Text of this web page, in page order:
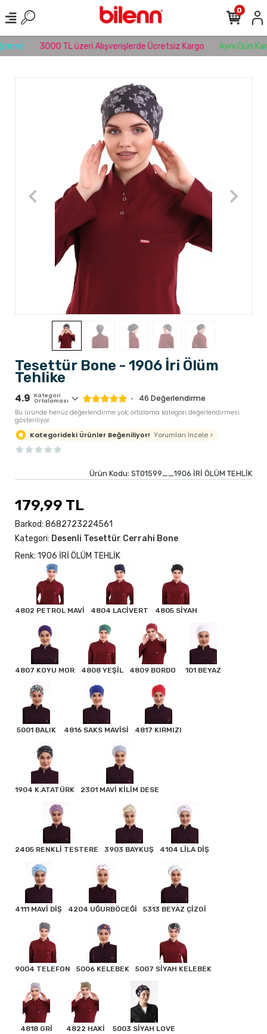
3000 TL üzeri Alışverişlerde Ücretsiz Kargo Aynı Gün
0
Tesettür Bone - 1906 İri Ölüm
Tehlike
4.9 Kategori
Ortalaması 46 Değerlendirme
Bu üründe henüz değerlendirme yok, ortalama kategori değerlendirmesi
gösteriliyor.
Kategorideki Ürünler Beğeniliyor! Yorumları İncele >
Ürün Kodu: ST01599__1906 İRİ ÖLÜM TEHLİK
179,99 TL
Barkod: 8682723224561
Kategori: Desenli Tesettür Cerrahi Bone
Renk: 1906 İRİ ÖLÜM TEHLİK
4802 PETROL MAVİ 4804 LACİVERT 4805 SİYAH
4807 KOYU MOR 4808 YEŞİL 4809 BORDO 101 BEYAZ
5001 BALIK 4816 SAKS MAVİSİ 4817 KIRMIZI
1904 K.ATATÜRK 2301 MAVİ KİLİM DESE
2405 RENKLİ TESTERE 3903 BAYKUŞ 4104 LİLA DİŞ
4111 MAVİ DİŞ 4204 UĞURBÖCEĞİ 5313 BEYAZ ÇİZGİ
9004 TELEFON 5006 KELEBEK 5007 SİYAH KELEBEK
4818 GRİ 4822 HAKİ 5003 SİYAH LOVE